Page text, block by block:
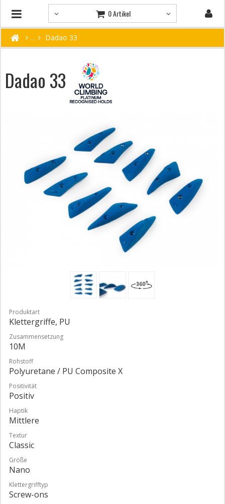
0 Artikel
Dadao 33
Dadao 33
Produktart
Klettergriffe, PU
Zusammensetzung
10M
Rohstoff
Polyuretane / PU Composite X
Positivität
Positiv
Haptik
Mittlere
Textur
Classic
Größe
Nano
Klettergrifftyp
Screw-ons